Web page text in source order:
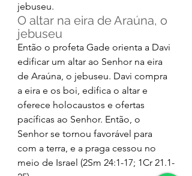
jebuseu.
O altar na eira de Araúna, o
jebuseu
Então o profeta Gade orienta a Davi
edificar um altar ao Senhor na eira
de Araúna, o jebuseu. Davi compra
a eira e os boi, edifica o altar e
oferece holocaustos e ofertas
pacíficas ao Senhor. Então, o
Senhor se tornou favorável para
com a terra, e a praga cessou no
meio de Israel (2Sm 24:1-17; 1Cr 21.1-